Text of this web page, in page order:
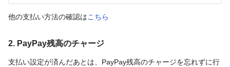
他の支払い方法の確認はこちら
2. PayPay残高のチャージ
支払い設定が済んだあとは、PayPay残高のチャージを忘れずに行